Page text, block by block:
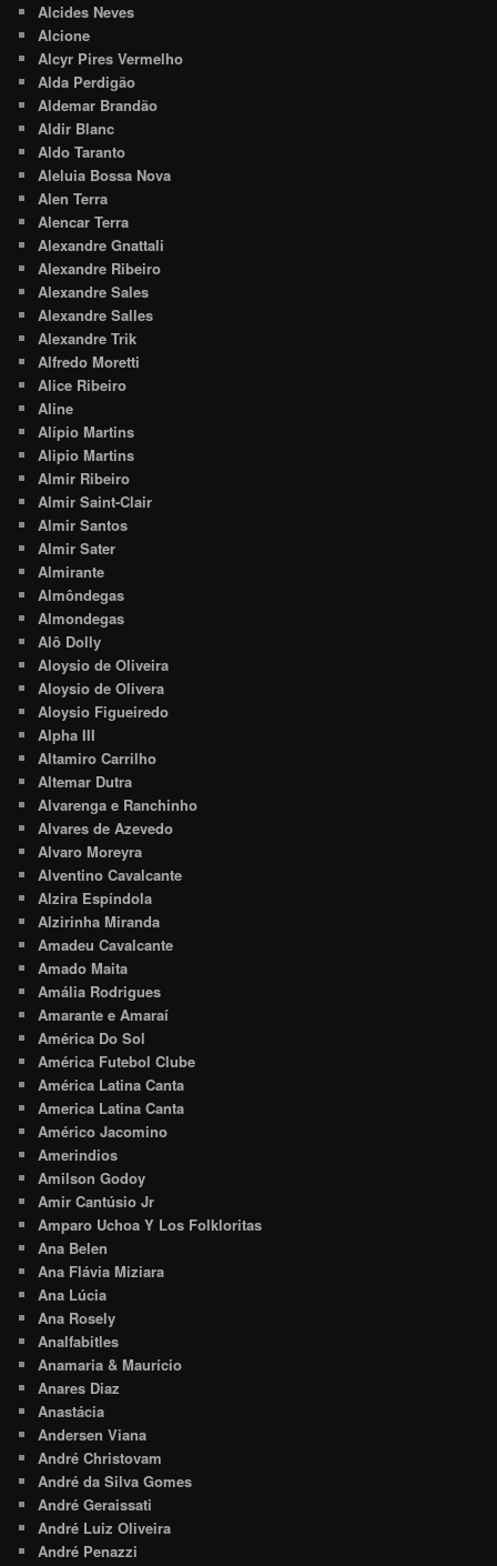
Alcides Neves
Alcione
Alcyr Pires Vermelho
Alda Perdigão
Aldemar Brandão
Aldir Blanc
Aldo Taranto
Aleluia Bossa Nova
Alen Terra
Alencar Terra
Alexandre Gnattali
Alexandre Ribeiro
Alexandre Sales
Alexandre Salles
Alexandre Trik
Alfredo Moretti
Alice Ribeiro
Aline
Alípio Martins
Alipio Martins
Almir Ribeiro
Almir Saint-Clair
Almir Santos
Almir Sater
Almirante
Almôndegas
Almondegas
Alô Dolly
Aloysio de Oliveira
Aloysio de Olivera
Aloysio Figueiredo
Alpha III
Altamiro Carrilho
Altemar Dutra
Alvarenga e Ranchinho
Alvares de Azevedo
Alvaro Moreyra
Alventino Cavalcante
Alzira Espíndola
Alzirinha Miranda
Amadeu Cavalcante
Amado Maita
Amália Rodrigues
Amarante e Amaraí
América Do Sol
América Futebol Clube
América Latina Canta
America Latina Canta
Américo Jacomino
Amerindios
Amilson Godoy
Amir Cantúsio Jr
Amparo Uchoa Y Los Folkloritas
Ana Belen
Ana Flávia Miziara
Ana Lúcia
Ana Rosely
Analfabitles
Anamaria & Maurício
Anares Diaz
Anastácia
Andersen Viana
André Christovam
André da Silva Gomes
André Geraissati
André Luiz Oliveira
André Penazzi